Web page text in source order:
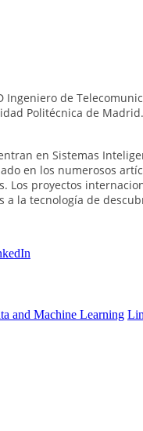
Ingeniero de
Politécnica de
en Sistemas
en los numerosos
Los proyectos
a la tecnología de
and Machine Learning